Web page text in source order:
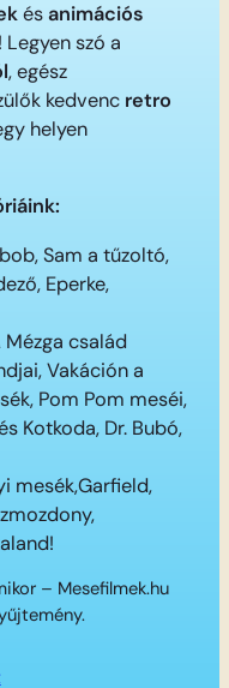
ésanimációs
szó a
, egész
kedvenc retro
helyen
Sam a tűzoltó,
Eperke,
Mézga család
Vakáción a
Pom Pom meséi,
Kotkoda, Dr. Bubó,
mesék,Garfield,
– Mesefilmek.hu